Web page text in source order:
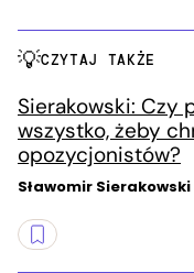
CZYTAJ TAKŻE
Sierakowski: Czy
wszystko, żeby
opozycjonistów?
Sławomir Sierakowski